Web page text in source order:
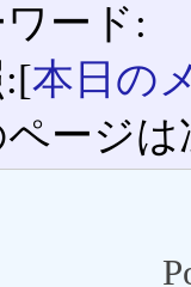
ード:
:[本日の
ページ